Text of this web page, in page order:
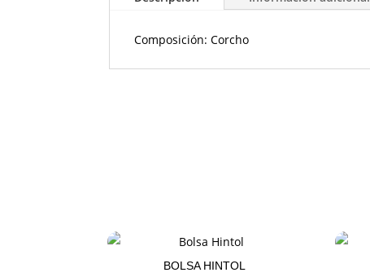
Composición: Corcho
BOLSA HINTOL